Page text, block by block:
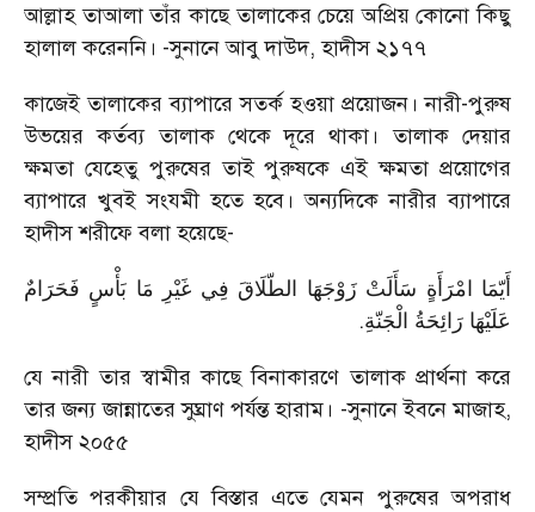
আল্লাহ তাআলা তাঁর কাছে তালাকের চেয়ে অপ্রিয় কোনো কিছু
হালাল করেননি। -সুনানে আবু দাউদ, হাদীস ২১৭৭
কাজেই তালাকের ব্যাপারে সতর্ক হওয়া প্রয়োজন। নারী-পুরুষ
উভয়ের কর্তব্য তালাক থেকে দূরে থাকা। তালাক দেয়ার
ক্ষমতা যেহেতু পুরুষের তাই পুরুষকে এই ক্ষমতা প্রয়োগের
ব্যাপারে খুবই সংযমী হতে হবে। অন্যদিকে নারীর ব্যাপারে
হাদীস শরীফে বলা হয়েছে-
أَيّمَا امْرَأَةٍ سَأَلَتْ زَوْجَهَا الطّلَاقَ فِي غَيْرِ مَا بَأْسٍ فَحَرَامٌ
عَلَيْهَا رَائِحَةُ الْجَنّةِ.
যে নারী তার স্বামীর কাছে বিনাকারণে তালাক প্রার্থনা করে
তার জন্য জান্নাতের সুঘ্রাণ পর্যন্ত হারাম। -সুনানে ইবনে মাজাহ,
হাদীস ২০৫৫
সম্প্রতি পরকীয়ার যে বিস্তার এতে যেমন পুরুষের অপরাধ